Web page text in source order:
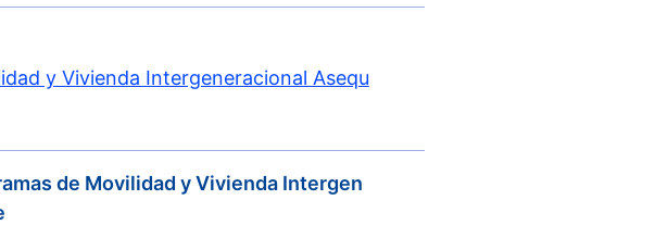
y Vivienda Intergeneracional Asequ
de Movilidad y Vivienda Intergen